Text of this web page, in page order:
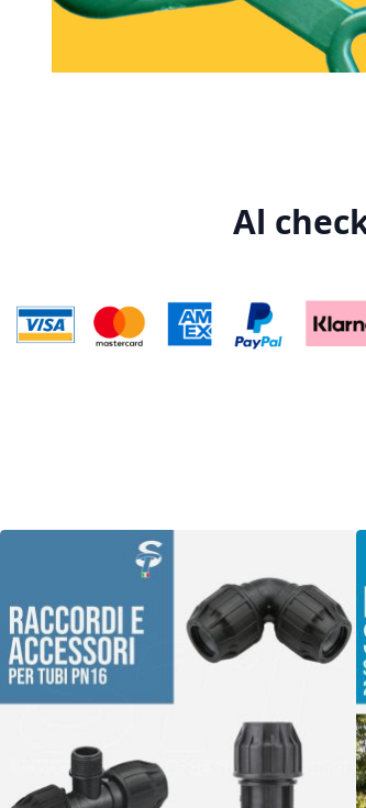
Al